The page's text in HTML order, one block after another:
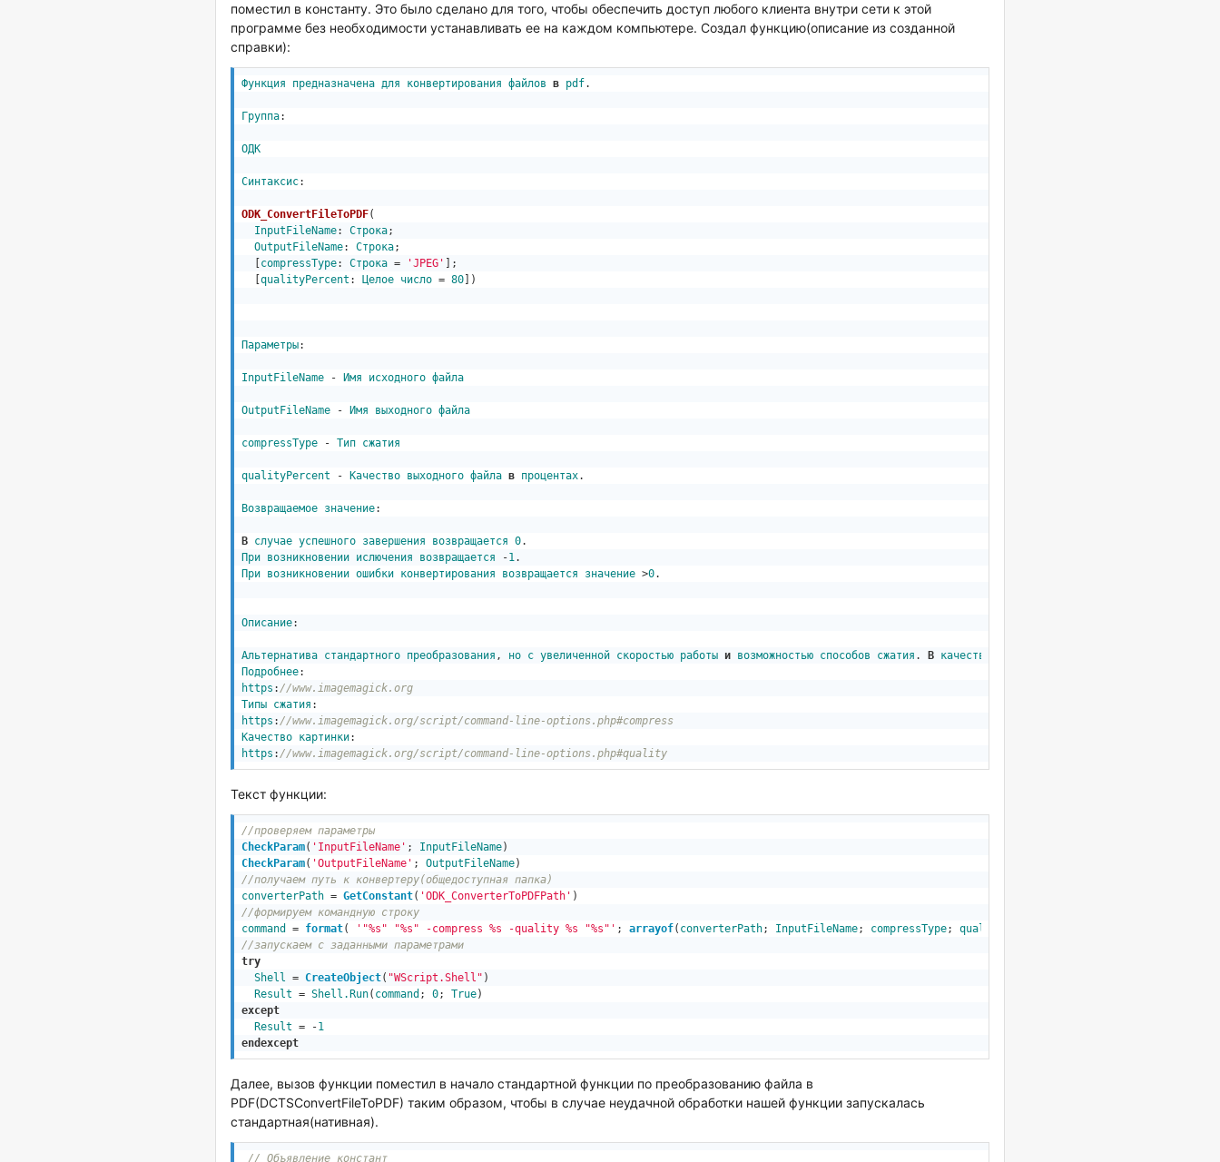
поместил в константу. Это было сделано для того, чтобы обеспечить доступ любого клиента внутри сети к этой
программе без необходимости устанавливать ее на каждом компьютере. Создал функцию(описание из созданной
справки):
Функция предназначена для конвертирования файлов в pdf.
Группа:
ОДК
Синтаксис:
ODK_ConvertFileToPDF(
InputFileName: Строка;
OutputFileName: Строка;
compressType: Строка = 'JPEG'
];
qualityPercent : Целое число = 80 ])
Параметры:
InputFileName - Имя исходного файла
OutputFileName - Имя выходного файла
compressType - Тип сжатия
qualityPercent - Качество выходного файла в процентах.
Возвращаемое значение:
В случае успешного завершения возвращается 0
При возникновении ислючения возвращается -1
При возникновении ошибки конвертирования возвращается значение >0.
Описание:
Альтернатива стандартного преобразования , но с увеличенной скоростью работы и возможностью способов сжатия . В качестве
Подробнее
https : //www.imagemagick.org
Типы сжатия
https : //www.imagemagick.org/script/command-line-options.php#compress
Качество картинки
https : //www.imagemagick.org/script/command-line-options.php#quality
Текст функции:
//проверяем параметры
CheckParam( 'InputFileName' ; InputFileName)
CheckParam( 'OutputFileName' ; OutputFileName)
//получаем путь к конвертеру(общедоступная папка)
converterPath = GetConstant( 'ODK_ConverterToPDFPath' )
//формируем командную строку
command
= format( '"%s" "%s" -compress %s -quality %s "%s"' ; arrayof( converterPath; InputFileName; compressType; qualityPercent
//запускаем с заданными параметрами
try
Shell = CreateObject( "WScript.Shell" )
Result = Shell.Run( command ; 0; True
except
Result = -1
endexcept
Далее, вызов функции поместил в начало стандартной функции по преобразованию файла в
PDF(DCTSConvertFileToPDF) таким образом, чтобы в случае неудачной обработки нашей функции запускалась
стандартная(нативная).
// Объявление констант